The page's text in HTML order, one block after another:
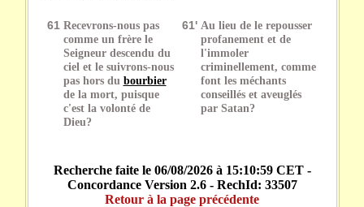
61 Recevrons-nous pas
comme un frère le
Seigneur descendu du
ciel et le suivrons-nous
pas hors du bourbier
de la mort, puisque
c'est la volonté de
Dieu?
61' Au lieu de le repousser
profanement et de
l'immoler
criminellement, comme
font les méchants
conseillés et aveuglés
par Satan?
Recherche faite le 06/08/2026 à 15:10:59 CET -
Concordance Version 2.6 - RechId: 33507
Retour à la page précédente